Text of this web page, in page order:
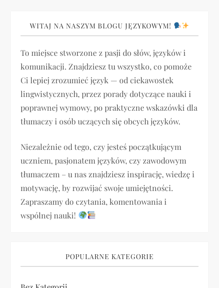
g
a
c
j
a
w
p
i
s
WITAJ NA NASZYM BLOGU JĘZYKOWYM!
To miejsce stworzone z pasji do słów, języków i
komunikacji. Znajdziesz tu wszystko, co pomoże
Ci lepiej zrozumieć język — od ciekawostek
lingwistycznych, przez porady dotyczące nauki i
poprawnej wymowy, po praktyczne wskazówki dla
tłumaczy i osób uczących się obcych języków.
Niezależnie od tego, czy jesteś początkującym
uczniem, pasjonatem języków, czy zawodowym
tłumaczem – u nas znajdziesz inspirację, wiedzę i
motywację, by rozwijać swoje umiejętności.
Zapraszamy do czytania, komentowania i
wspólnej nauki!
POPULARNE KATEGORIE